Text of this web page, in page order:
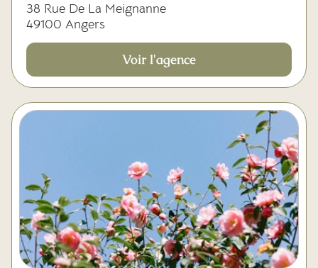
38 Rue De La Meignanne
49100 Angers
Voir l'agence